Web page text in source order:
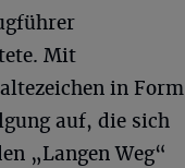
Mit
in Form
auf, die sich
„Langen Weg“